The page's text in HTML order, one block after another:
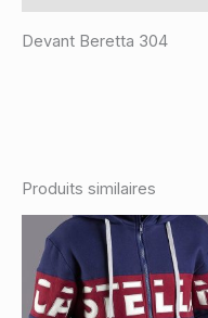
Devant Beretta 304
Produits similaires